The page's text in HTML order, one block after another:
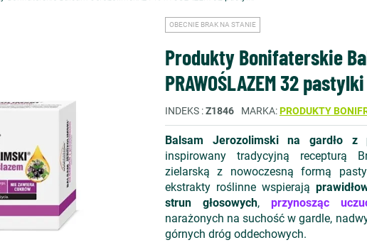
OBECNIE BRAK NA STANIE
Produkty Bonifaterskie
PRAWOŚLAZEM 32 pastylki
INDEKS Z1846 MARKA PRODUKTY
Balsam Jerozolimski na gardło z
inspirowany tradycyjną recepturą
zielarską z nowoczesną formą
ekstrakty roślinne wspierają
strun głosowych, przynosząc
narażonych na suchość w gardle,
górnych dróg oddechowych.